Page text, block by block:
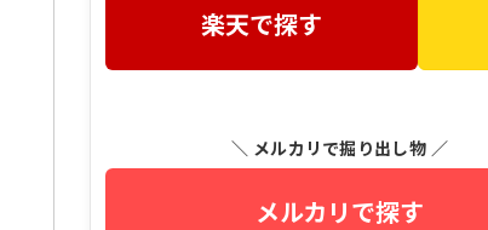
楽天で探す
＼ メルカリで掘り出し物 ／
メルカリで探す